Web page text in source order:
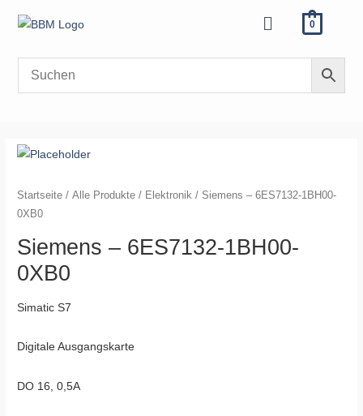
Inhalt
Menü 0
Startseite /Alle Produkte / Elektronik / Siemens – 6ES7132-1BH00-
0XB0
Siemens – 6ES7132-1BH00-
0XB0
Simatic S7
Digitale Ausgangskarte
DO 16, 0,5A
Siemens
6ES7132-
1BH00-
Menge